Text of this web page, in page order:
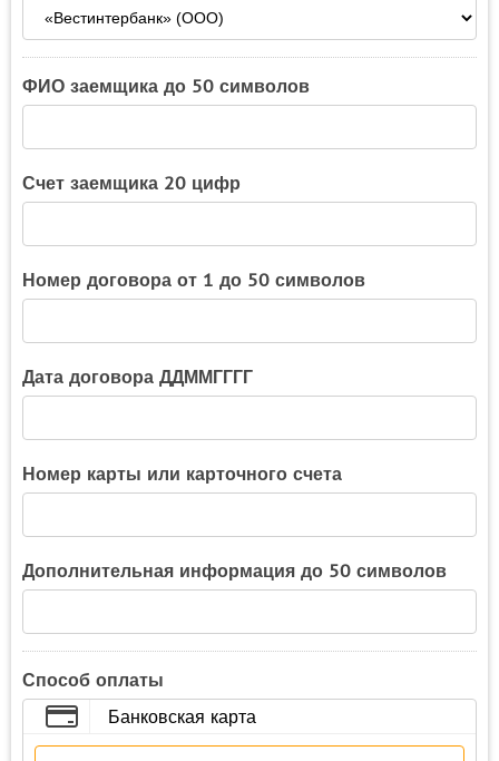
ФИО заемщика до 50 символов
Счет заемщика 20 цифр
Номер договора от 1 до 50 символов
Дата договора ДДММГГГГ
Номер карты или карточного счета
Дополнительная информация до 50 символов
Способ оплаты
Банковская карта